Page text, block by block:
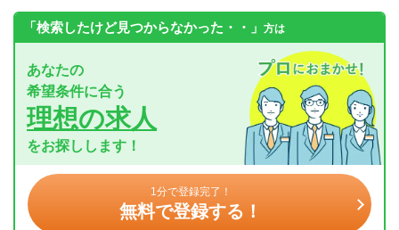
「検索したけど見つからなかった・・」 方は
あなたの
希望条件に合う
理想の求人
をお探しします！
1分で登録完了！
無料で登録する！